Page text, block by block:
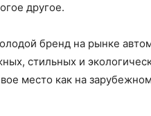
другое.
бренд на рынке
стильных и
место как на